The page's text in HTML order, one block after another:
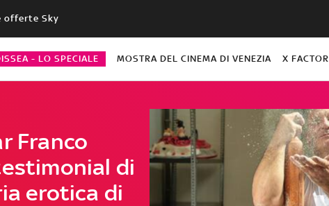
offerte Sky
- LO SPECIALE MOSTRA DEL CINEMA DI VENEZIA X FACTOR
Franco
di
erotica di